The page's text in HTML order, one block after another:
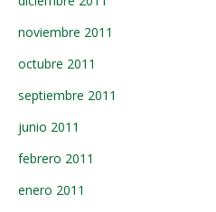
noviembre 2011
octubre 2011
septiembre 2011
junio 2011
febrero 2011
enero 2011